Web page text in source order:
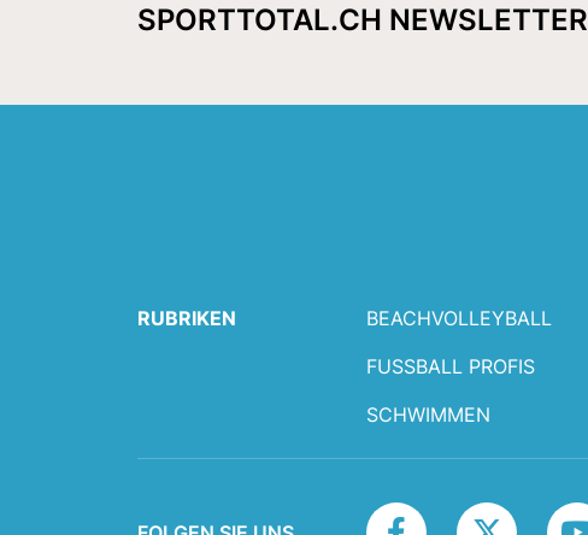
SPORTTOTAL.CH NEWSLETTER
RUBRIKEN BEACHVOLLEYBALL
FUSSBALL PROFIS
SCHWIMMEN